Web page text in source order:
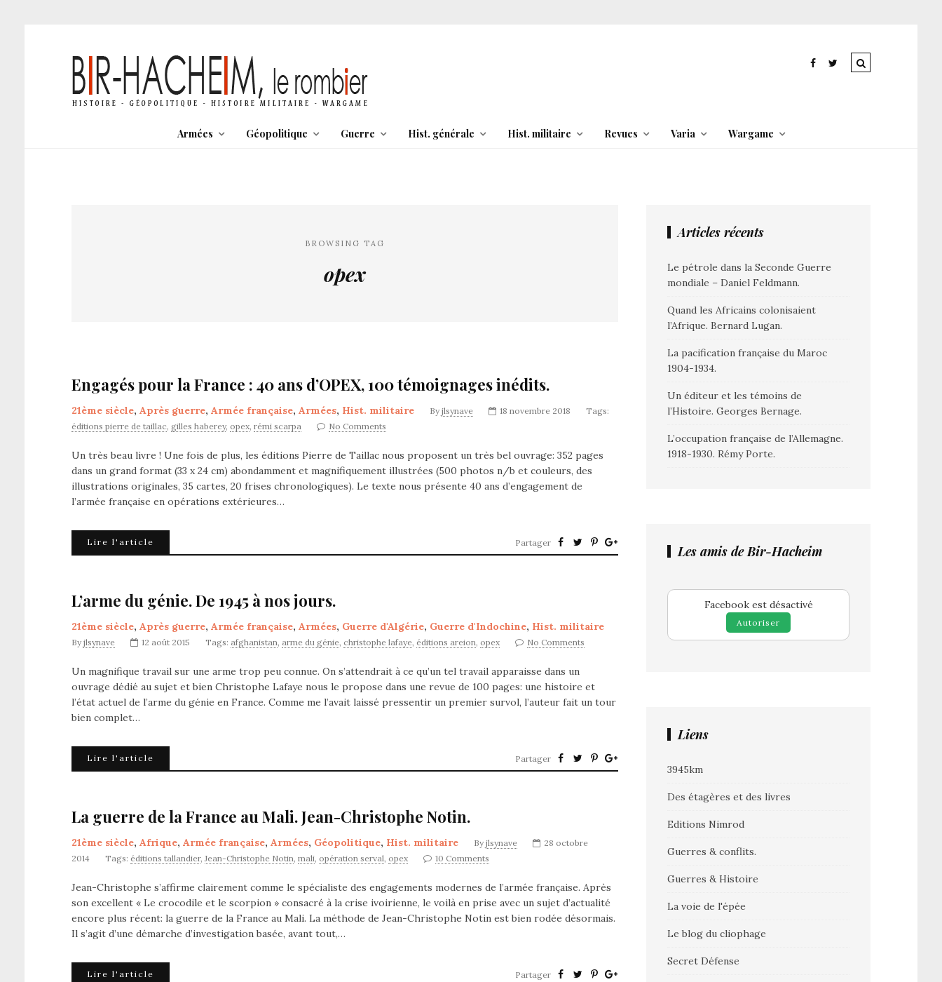
Armées Géopolitique Guerre Hist. générale Hist. militaire Revues Varia Wargame
BROWSING TAG
opex
Engagés pour la France : 40 ans d’OPEX, 100 témoignages inédits.
21ème siècle, Après guerre, Armée française, Armées, Hist. militaire By jlsynave 18 novembre 2018
Tags:
éditions pierre de taillac, gilles haberey, opex, rémi scarpa No Comments
Un très beau livre ! Une fois de plus, les éditions Pierre de Taillac nous proposent un très bel ouvrage: 352 pages
dans un grand format (33 x 24 cm) abondamment et magnifiquement illustrées (500 photos n/b et couleurs, des
illustrations originales, 35 cartes, 20 frises chronologiques). Le texte nous présente 40 ans d’engagement de
l’armée française en opérations extérieures…
Lire l'article Partager
L’arme du génie. De 1945 à nos jours.
21ème siècle, Après guerre, Armée française, Armées, Guerre d'Algérie, Guerre d'Indochine, Hist. militaire
By jlsynave 12 août 2015 Tags: afghanistan, arme du génie, christophe lafaye, éditions areion, opex No Comments
Un magnifique travail sur une arme trop peu connue. On s’attendrait à ce qu’un tel travail apparaisse dans un
ouvrage dédié au sujet et bien Christophe Lafaye nous le propose dans une revue de 100 pages: une histoire et
l’état actuel de l’arme du génie en France. Comme me l’avait laissé pressentir un premier survol, l’auteur fait un tour
bien complet…
Lire l'article Partager
La guerre de la France au Mali. Jean-Christophe Notin.
21ème siècle, Afrique, Armée française, Armées, Géopolitique, Hist. militaire By jlsynave
28 octobre
2014
Tags: éditions tallandier,Jean-Christophe Notin, mali, opération serval, opex 10 Comments
Jean-Christophe s’affirme clairement comme le spécialiste des engagements modernes de l’armée française. Après
son excellent « Le crocodile et le scorpion » consacré à la crise ivoirienne, le voilà en prise avec un sujet d’actualité
encore plus récent: la guerre de la France au Mali. La méthode de Jean-Christophe Notin est bien rodée désormais.
Il s’agit d’une démarche d’investigation basée, avant tout,…
Lire l'article Partager
Articles récents
Le pétrole dans la Seconde Guerre
mondiale – Daniel Feldmann.
Quand les Africains colonisaient
l’Afrique. Bernard Lugan.
La pacification française du Maroc
1904-1934.
Un éditeur et les témoins de
l’Histoire. Georges Bernage.
L’occupation française de l’Allemagne.
1918-1930. Rémy Porte.
Les amis de Bir-Hacheim
Facebook est désactivé
Autoriser
Liens
3945km
Des étagères et des livres
Editions Nimrod
Guerres & conflits.
Guerres & Histoire
La voie de l'épée
Le blog du cliophage
Secret Défense